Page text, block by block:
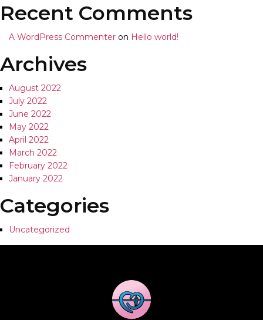
Recent Comments
A WordPress Commenter on Hello world!
Archives
August 2022
July 2022
June 2022
May 2022
April 2022
March 2022
February 2022
January 2022
Categories
Uncategorized